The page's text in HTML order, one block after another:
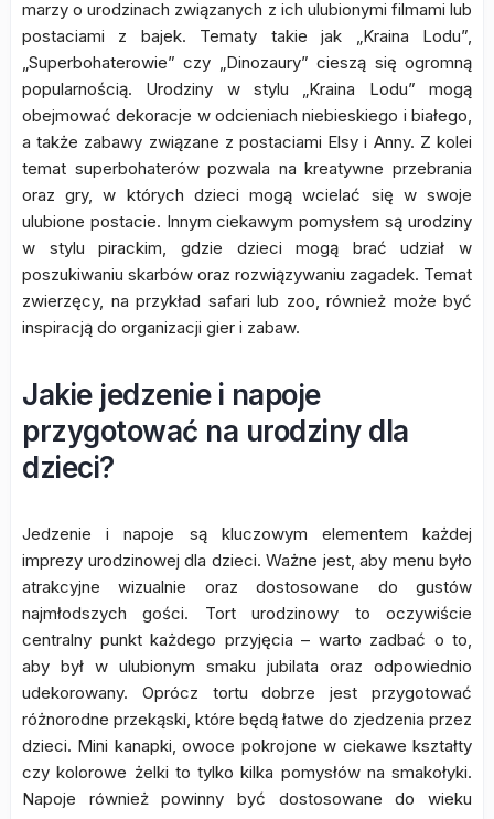
marzy o urodzinach związanych z ich ulubionymi filmami lub
postaciami z bajek. Tematy takie jak „Kraina Lodu”,
„Superbohaterowie” czy „Dinozaury” cieszą się ogromną
popularnością. Urodziny w stylu „Kraina Lodu” mogą
obejmować dekoracje w odcieniach niebieskiego i białego,
a także zabawy związane z postaciami Elsy i Anny. Z kolei
temat superbohaterów pozwala na kreatywne przebrania
oraz gry, w których dzieci mogą wcielać się w swoje
ulubione postacie. Innym ciekawym pomysłem są urodziny
w stylu pirackim, gdzie dzieci mogą brać udział w
poszukiwaniu skarbów oraz rozwiązywaniu zagadek. Temat
zwierzęcy, na przykład safari lub zoo, również może być
inspiracją do organizacji gier i zabaw.
Jakie jedzenie i napoje
przygotować na urodziny dla
dzieci?
Jedzenie i napoje są kluczowym elementem każdej
imprezy urodzinowej dla dzieci. Ważne jest, aby menu było
atrakcyjne wizualnie oraz dostosowane do gustów
najmłodszych gości. Tort urodzinowy to oczywiście
centralny punkt każdego przyjęcia – warto zadbać o to,
aby był w ulubionym smaku jubilata oraz odpowiednio
udekorowany. Oprócz tortu dobrze jest przygotować
różnorodne przekąski, które będą łatwe do zjedzenia przez
dzieci. Mini kanapki, owoce pokrojone w ciekawe kształty
czy kolorowe żelki to tylko kilka pomysłów na smakołyki.
Napoje również powinny być dostosowane do wieku